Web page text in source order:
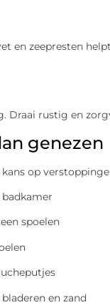
en zeepresten
Draai rustig en
genezen
op
spoelen
en zand